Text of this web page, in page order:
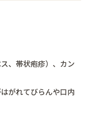
、帯状疱疹）、カン
がれてびらんや口内